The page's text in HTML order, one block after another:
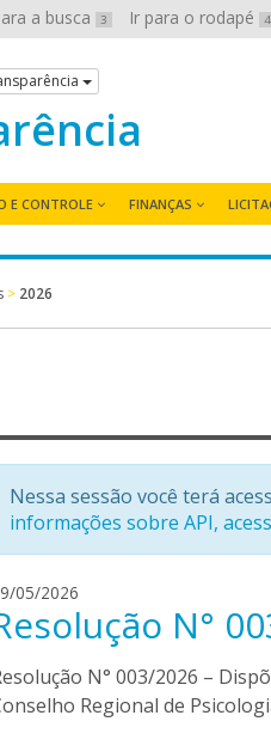
a busca 3 Ir para o rodapé 4
E CONTROLE FINANÇAS
> 2026
Nessa sessão você terá
informações sobre API,
05/2026d
i
j
n
a
N°
N° 003/2026 –
Regional de